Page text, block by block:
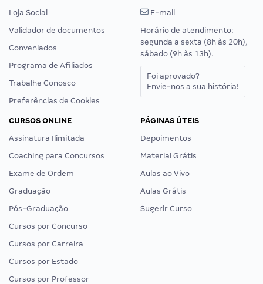
Loja Social
Validador de documentos
Conveniados
Programa de Afiliados
Trabalhe Conosco
Preferências de Cookies
E-mail
Horário de atendimento:
segunda a sexta (8h às 20h),
sábado (9h às 13h).
Foi aprovado?
Envie-nos a sua história!
CURSOS ONLINE
Assinatura Ilimitada
Coaching para Concursos
Exame de Ordem
Graduação
Pós-Graduação
Cursos por Concurso
Cursos por Carreira
Cursos por Estado
Cursos por Professor
PÁGINAS ÚTEIS
Depoimentos
Material Grátis
Aulas ao Vivo
Aulas Grátis
Sugerir Curso